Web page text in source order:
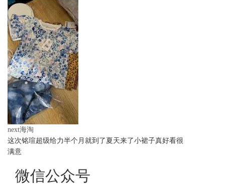
next海淘
这次铭瑄超级给力半个月就到了夏天来了小裙子真好看很
满意
微信公众号